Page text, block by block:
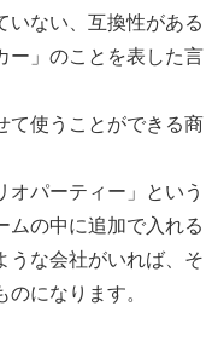
いない、互換性がある
ー」のことを表した言
て使うことができる商
オパーティー」という
ムの中に追加で入れる
うな会社がいれば、そ
になります。